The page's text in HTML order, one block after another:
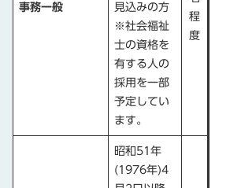
事務一般
見込みの方
※社会福祉
士の資格を
有する人の
採用を一部
予定してい
ます。
程
度
昭和51年
(1976年)4